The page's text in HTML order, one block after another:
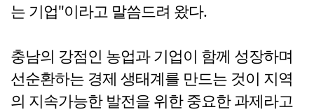
는 기업"이라고 말씀드려 왔다.
충남의 강점인 농업과 기업이 함께 성장하며
선순환하는 경제 생태계를 만드는 것이 지역
의 지속가능한 발전을 위한 중요한 과제라고